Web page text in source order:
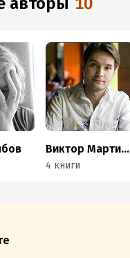
Виктор Мартинович
4 книги